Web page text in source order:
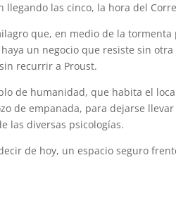
las cinco, la hora del
que, en medio de la
un negocio que resiste sin
recurrir a Proust.
de humanidad, que habita el
de empanada, para dejarse
las diversas psicologías.
de hoy, un espacio seguro